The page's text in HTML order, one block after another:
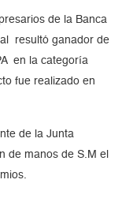
de la Banca
resultó ganador de
en la categoría
fue realizado en
de la Junta
de manos de S.M el